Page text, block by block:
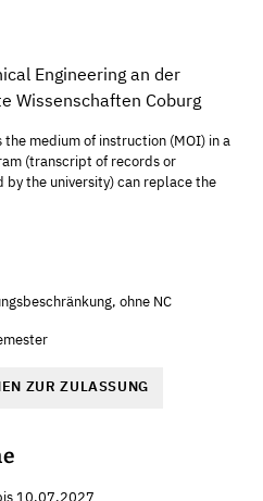
Engineering an der
Wissenschaften Coburg
medium of instruction (MOI) in a
(transcript of records or
the university) can replace the
ohne NC
ZUR ZULASSUNG